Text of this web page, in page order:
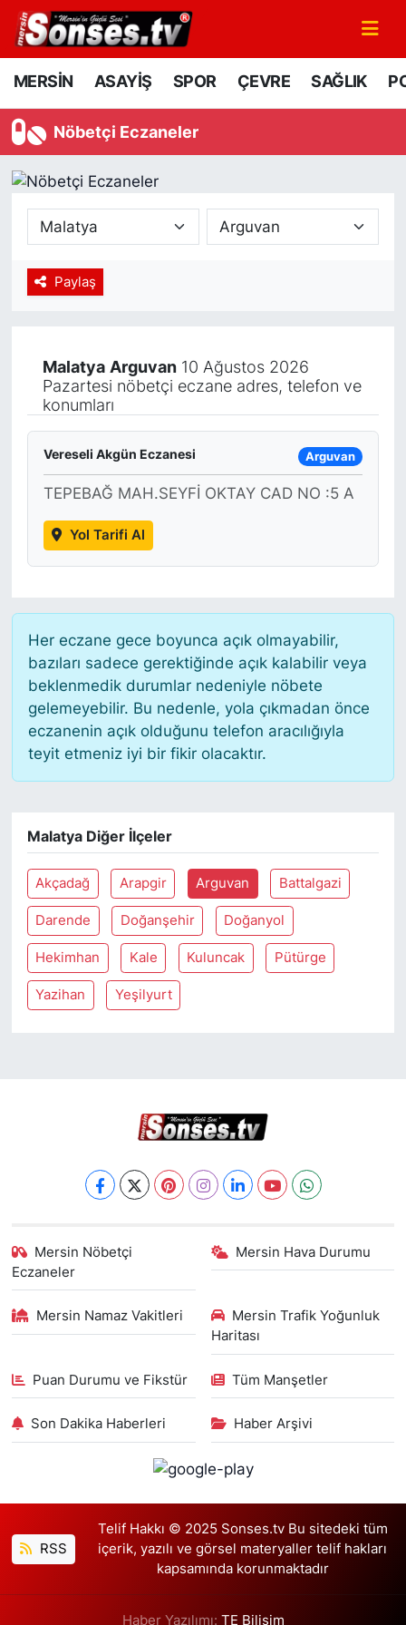
MERSİN ASAYİŞ SPOR ÇEVRE SAĞLIK
Nöbetçi Eczaneler
Paylaş
Malatya Arguvan10 Ağustos 2026
Pazartesi nöbetçi eczane adres, telefon ve
konumları
Vereseli Akgün Eczanesi Arguvan
TEPEBAĞ MAH.SEYFİ OKTAY CAD NO :5 A
Yol Tarifi Al
Her eczane gece boyunca açık olmayabilir,
bazıları sadece gerektiğinde açık kalabilir veya
beklenmedik durumlar nedeniyle nöbete
gelemeyebilir. Bu nedenle, yola çıkmadan önce
eczanenin açık olduğunu telefon aracılığıyla
teyit etmeniz iyi bir fikir olacaktır.
Malatya Diğer İlçeler
Akçadağ Arapgir Arguvan Battalgazi
Darende Doğanşehir Doğanyol
Hekimhan Kale Kuluncak Pütürge
Yazihan Yeşilyurt
Mersin Nöbetçi
Eczaneler
Mersin Hava Durumu
Mersin Namaz Vakitleri
Mersin Trafik Yoğunluk
Haritası
Puan Durumu ve Fikstür Tüm Manşetler
Son Dakika Haberleri Haber Arşivi
RSS
Telif Hakkı © 2025 Sonses.tv Bu sitedeki tüm
içerik, yazılı ve görsel materyaller telif hakları
kapsamında korunmaktadır
Haber Yazılımı: TE Bilişim
MERSİN
GÜNÜN MANŞETİ
KÜLTÜR - SANAT
SAĞLIK
YEREL HABER
Haberde insan
Mersin Nöbetçi Eczaneler
Mersin Trafik Yoğunluk Haritası
Tüm Manşetler
Haber Arşivi